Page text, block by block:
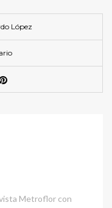
López
Metroflor con